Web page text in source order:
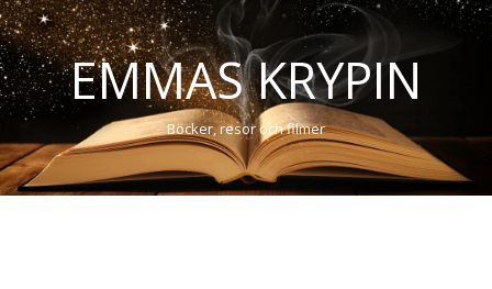
EMMAS KRYPIN
Böcker, resor och filmer